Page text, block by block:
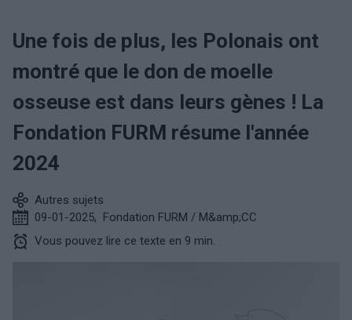
Une fois de plus, les Polonais ont
montré que le don de moelle
osseuse est dans leurs gènes ! La
Fondation FURM résume l'année
2024
Autres sujets
09-01-2025, Fondation FURM / M&amp;CC
Vous pouvez lire ce texte en 9 min.